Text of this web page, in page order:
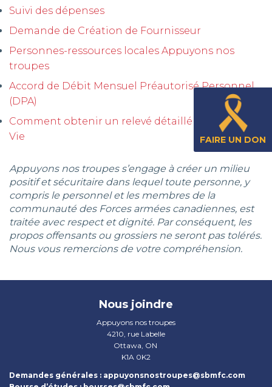
FAIRE UN DON
Suivi des dépenses
Demande de Création de Fournisseur
Personnes-ressources locales Appuyons nos
troupes
Accord de Débit Mensuel Préautorisé Personnel
(DPA)
Comment obtenir un relevé détaillé de la Canada
Vie​
Appuyons nos troupes s’engage à créer un milieu
positif et sécuritaire dans lequel toute personne, y
compris le personnel et les membres de la
communauté des Forces armées canadiennes, est
traitée avec respect et dignité. Par conséquent, les
propos offensants ou grossiers ne seront pas tolérés.
Nous vous remercions de votre compréhension.
Nous joindre
Appuyons nos troupes
4210, rue Labelle
Ottawa, ON
K1A 0K2
Demandes générales : appuyonsnostroupes@sbmfc.com